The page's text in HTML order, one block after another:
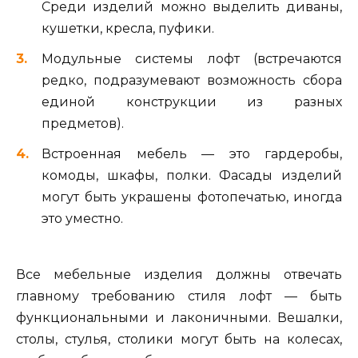
Среди изделий можно выделить диваны,
кушетки, кресла, пуфики.
Модульные системы лофт (встречаются
редко, подразумевают возможность сбора
единой конструкции из разных
предметов).
Встроенная мебель — это гардеробы,
комоды, шкафы, полки. Фасады изделий
могут быть украшены фотопечатью, иногда
это уместно.
Все мебельные изделия должны отвечать
главному требованию стиля лофт — быть
функциональными и лаконичными. Вешалки,
столы, стулья, столики могут быть на колесах,